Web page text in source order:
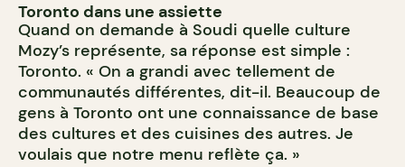
Toronto dans une assiette
Quand on demande à Soudi quelle culture
Mozy’s représente, sa réponse est simple :
Toronto. « On a grandi avec tellement de
communautés différentes, dit-il. Beaucoup de
gens à Toronto ont une connaissance de base
des cultures et des cuisines des autres. Je
voulais que notre menu reflète ça. »